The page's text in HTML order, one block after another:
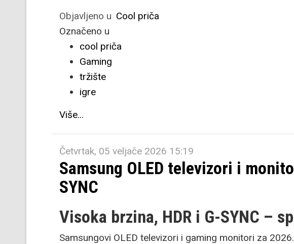
Objavljeno u Cool priča
Označeno u
cool priča
Gaming
tržište
igre
Više...
Četvrtak, 05 veljače 2026 15:19
Samsung OLED televizori i
SYNC
Visoka brzina, HDR i G-SYNC –
Samsungovi OLED televizori i gaming monitori za